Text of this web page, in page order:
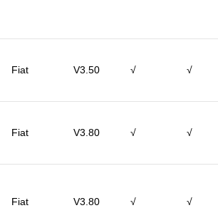
Fiat V3.50 √ √
Fiat V3.80 √ √
Fiat V3.80 √ √